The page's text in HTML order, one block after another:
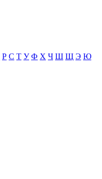
Р С Т У Ф Х Ч Ш Щ Э Ю